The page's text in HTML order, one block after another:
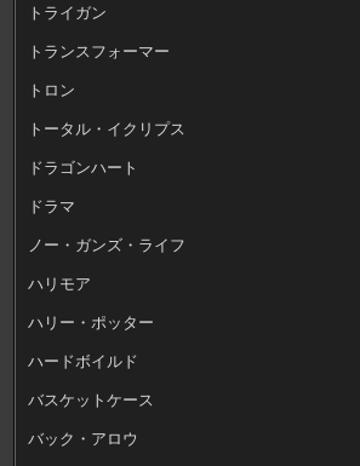
トライガン
トランスフォーマー
トロン
トータル・イクリプス
ドラゴンハート
ドラマ
ノー・ガンズ・ライフ
ハリモア
ハリー・ポッター
ハードボイルド
バスケットケース
バック・アロウ